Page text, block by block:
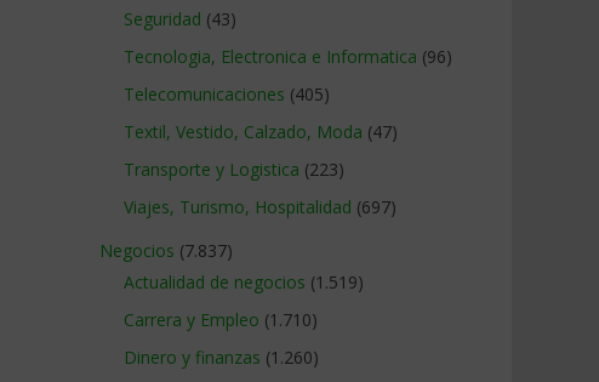
Seguridad (43)
Tecnologia, Electronica e Informatica (96)
Telecomunicaciones (405)
Textil, Vestido, Calzado, Moda (47)
Transporte y Logistica (223)
Viajes, Turismo, Hospitalidad (697)
Negocios (7.837)
Actualidad de negocios (1.519)
Carrera y Empleo (1.710)
Dinero y finanzas (1.260)